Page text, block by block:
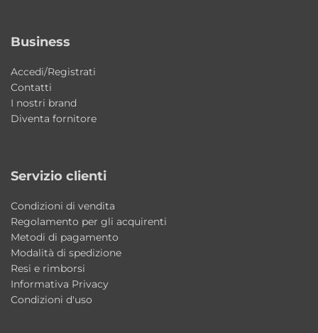
• Copertura termica inclusa
• Struttura in metallo
• Installazione indoor e outdoor
• Seduta integrata
• Collezione: Norda
• Produttore: Colacril
• Dimensioni: 151x115xh78 cm
• Capacità: 400 litri
• Peso: 143 kg
• Sedute: 1
Business
Accedi/Registrati
Contatti
I nostri brand
Diventa fornitore
Servizio clienti
Condizioni di vendita
Regolamento per gli acquirenti
Metodi di pagamento
Modalità di spedizione
Resi e rimborsi
Informativa Privacy
Condizioni d'uso